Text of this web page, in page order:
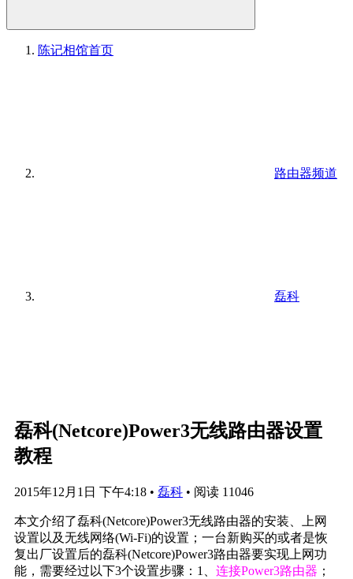
陈记相馆首页
路由器频道
磊科
磊科(Netcore)Power3无线路由器设置
教程
2015年12月1日 下午4:18 • 磊科 • 阅读 11046
本文介绍了磊科(Netcore)Power3无线路由器的安装、上网
设置以及无线网络(Wi-Fi)的设置；一台新购买的或者是恢
复出厂设置后的磊科(Netcore)Power3路由器要实现上网功
能，需要经过以下3个设置步骤：1、 连接Power3路由器 ；